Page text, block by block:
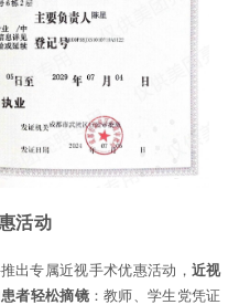
活动
出专属近视手术优惠活动， 近视
者轻松摘镜：教师、学生党凭证